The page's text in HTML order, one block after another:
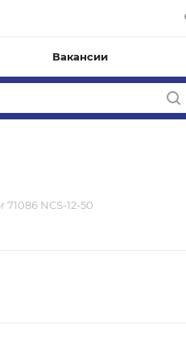
Вакансии
NCS-12-50